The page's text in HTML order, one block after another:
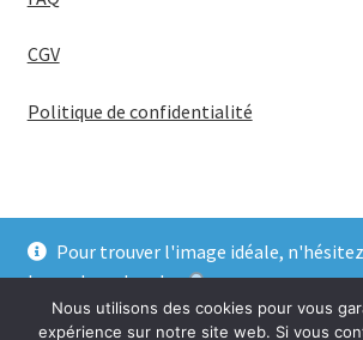
Pour trouver l'image idéale,
barre de recherche
Ignorer
CGV
Politique de confidentialité
© BadgeGirl® 2026
Nous utilisons des cookies pour vous
expérience sur notre site web. Si vous